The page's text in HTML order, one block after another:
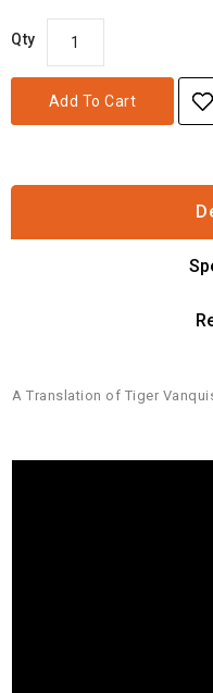
Qty
Add To Cart
A Translation of Tiger